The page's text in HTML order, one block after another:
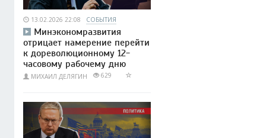
13.02.2026 22:08 СОБЫТИЯ
Минэкономразвития
отрицает намерение перейти
к дореволюционному 12-
часовому рабочему дню
МИХАИЛ ДЕЛЯГИН 629